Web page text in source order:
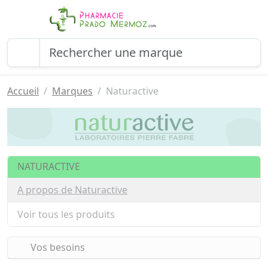
Accueil Marques Naturactive
NATURACTIVE
A propos de Naturactive
Voir tous les produits
Vos besoins